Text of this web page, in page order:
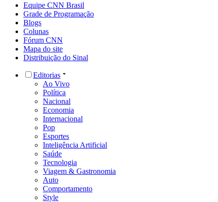
Equipe CNN Brasil
Grade de Programação
Blogs
Colunas
Fórum CNN
Mapa do site
Distribuição do Sinal
Editorias
Ao Vivo
Política
Nacional
Economia
Internacional
Pop
Esportes
Inteligência Artificial
Saúde
Tecnologia
Viagem & Gastronomia
Auto
Comportamento
Style